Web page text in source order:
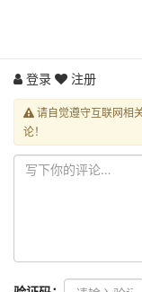
登录 注册
请自觉遵守互联网相
论！